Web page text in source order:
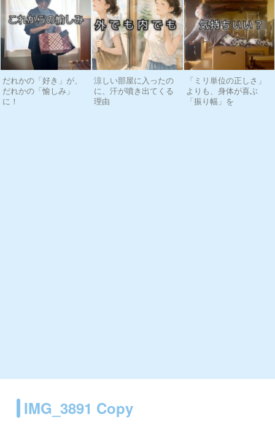
だれかの「好き」が、
だれかの「愉しみ」
に！
涼しい部屋に入ったの
に、汗が噴き出てくる
理由
「ミリ単位の正しさ」
よりも、身体が喜ぶ
「振り幅」を
IMG_3891 Copy